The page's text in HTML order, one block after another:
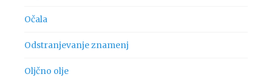
Očala
Odstranjevanje znamenj
Oljčno olje